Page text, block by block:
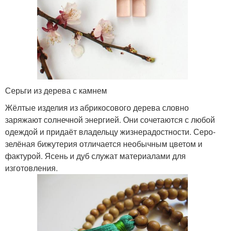
Серьги из дерева с камнем
Жёлтые изделия из абрикосового дерева словно
заряжают солнечной энергией. Они сочетаются с любой
одеждой и придаёт владельцу жизнерадостности. Серо-
зелёная бижутерия отличается необычным цветом и
фактурой. Ясень и дуб служат материалами для
изготовления.